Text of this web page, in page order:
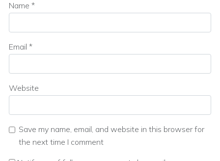
Name *
Email *
Website
Save my name, email, and website in this browser for
the next time I comment